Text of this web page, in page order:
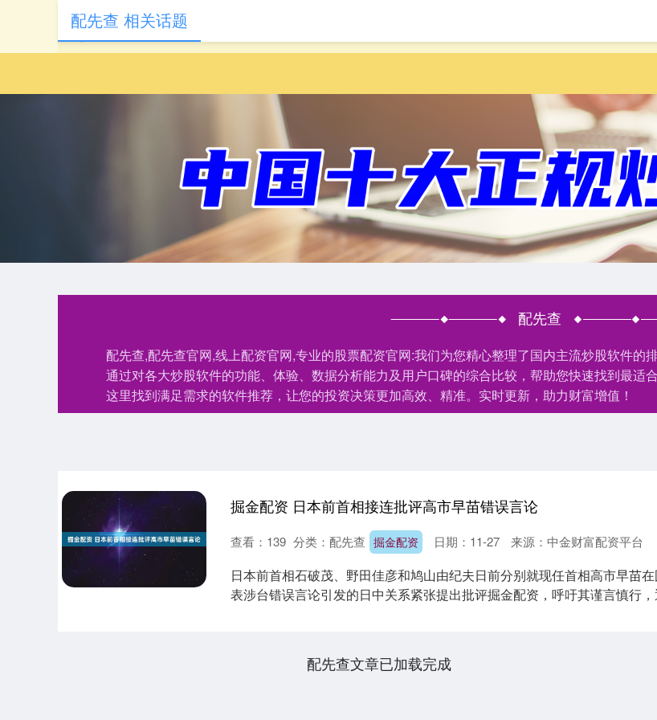
配先查
配先查,配先查官网,线上配资官网,专业的股票配资官网:我们为您精心整理了国内主流炒股软件的
通过对各大炒股软件的功能、体验、数据分析能力及用户口碑的综合比较，帮助您快速找到最适
这里找到满足需求的软件推荐，让您的投资决策更加高效、精准。实时更新，助力财富增值！
配先查 相关话题
掘金配资 日本前首相接连批评高市早苗错误言论
掘金配资 日期：11-27 来源：中金财富配资平台
查看： 139 分类： 配先查
日本前首相石破茂、野田佳彦和鸠山由纪夫日前分别就现任首相高市早苗
表涉台错误言论引发的日中关系紧张提出批评掘金配资，呼吁其谨言慎行
配先查文章已加载完成